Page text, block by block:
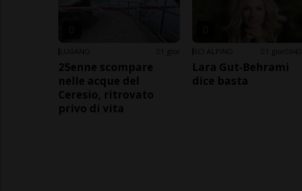
LUGANO 1 gior
25enne scompare
nelle acque del
Ceresio, ritrovato
privo di vita
SCI ALPINO 1 gior 64
Lara Gut-Behrami
dice basta